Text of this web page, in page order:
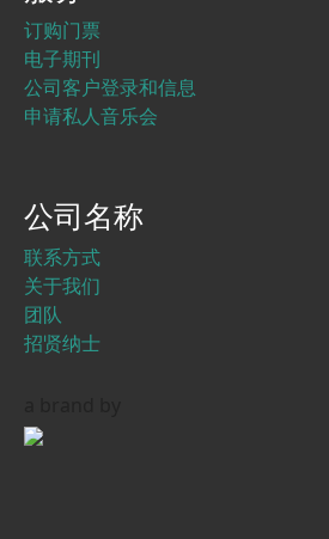
订购门票
电子期刊
公司客户登录和信息
申请私人音乐会
公司名称
联系方式
关于我们
团队
招贤纳士